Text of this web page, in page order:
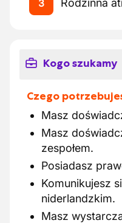
3 Rodzinna
Kogo szukamy
Czego
Masz
Masz
zespołem.
Posiadasz
Komunikujesz
niderlandzkim.
Masz